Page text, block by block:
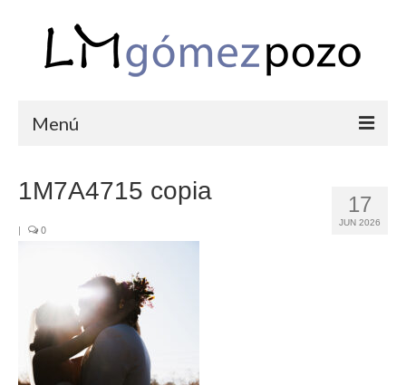
Menú
COMUNIONES
CORPORATIVAS
SEMANA SANTA
BLOG
17
JUN 2026
1M7A4715 copia
| 0